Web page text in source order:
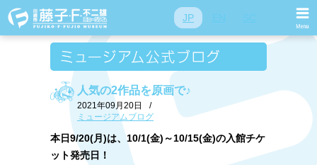
JP
人気の2作品を原画で♪
2021年09月20日
/
ミュージアムブログ
本日9/20(月)は、10/1(金)～10/15(金)の入館チケ
ット発売日！